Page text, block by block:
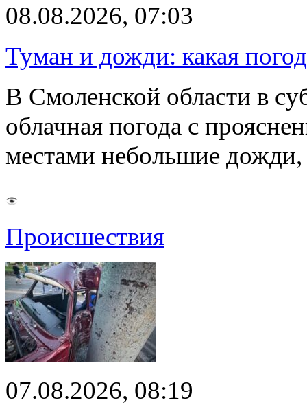
08.08.2026, 07:03
Туман и дожди: какая
В Смоленской области в
облачная погода с
местами небольшие
Происшествия
07.08.2026, 08:19